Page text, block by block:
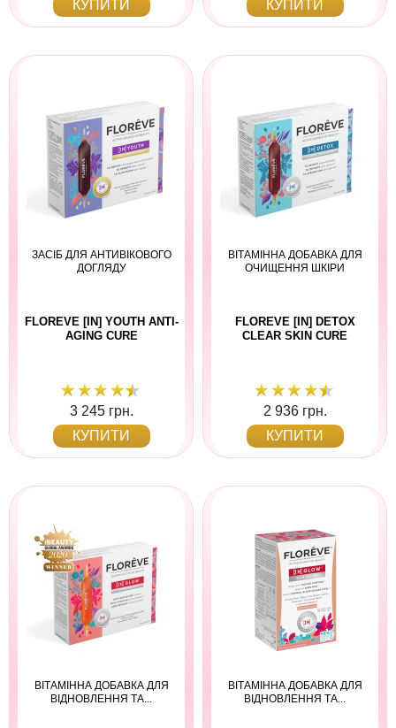
КУПИТИ КУПИТИ
ЗАСІБ ДЛЯ АНТИВІКОВОГО
ДОГЛЯДУ
FLOREVE [IN] YOUTH ANTI-
AGING CURE
3 245 грн.
КУПИТИ
ВІТАМІННА ДОБАВКА ДЛЯ
ОЧИЩЕННЯ ШКІРИ
FLOREVE [IN] DETOX
CLEAR SKIN CURE
2 936 грн.
КУПИТИ
ВІТАМІННА ДОБАВКА ДЛЯ
ВІДНОВЛЕННЯ ТА...
ВІТАМІННА ДОБАВКА ДЛЯ
ВІДНОВЛЕННЯ ТА...